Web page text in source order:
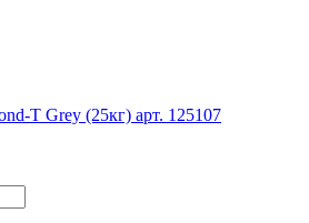
T Grey (25кг) арт. 125107